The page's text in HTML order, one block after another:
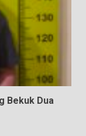
Bekuk Dua